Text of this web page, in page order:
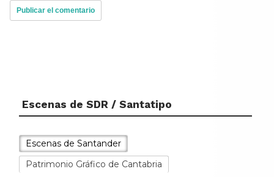
Escenas de SDR / Santatipo
Escenas de Santander
Patrimonio Gráfico de Cantabria